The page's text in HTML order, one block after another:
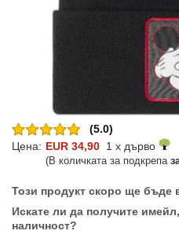
(5.0)
Цена: EUR 34,90 1 x дърво
(В количката за подкрепа
Този продукт скоро ще бъде
Искате ли да получите
наличност?